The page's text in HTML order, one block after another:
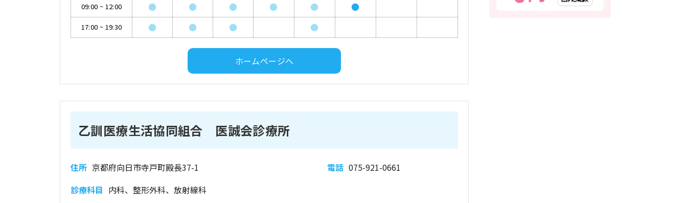
09:00 ~ 12:00 ● ● ● ● ● ●
17:00 ~ 19:30 ● ● ● ●
ホームページへ
乙訓医療生活協同組合 医誠会診療所
住所 京都府向日市寺戸町殿長37-1 電話 075-921-0661
診療科目 内科、整形外科、放射線科